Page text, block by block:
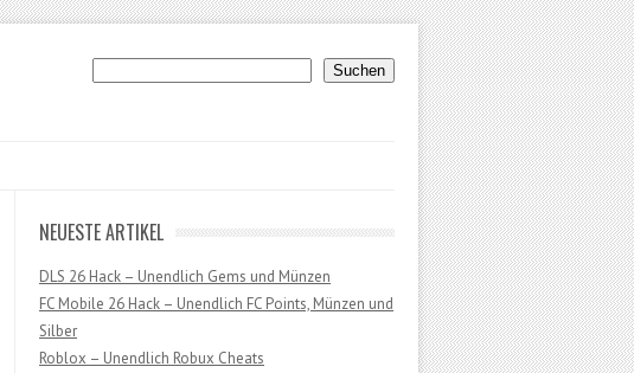
Suchen Suchen
NEUESTE ARTIKEL
DLS 26 Hack – Unendlich Gems und Münzen
FC Mobile 26 Hack – Unendlich FC Points, Münzen und
Silber
Roblox – Unendlich Robux Cheats